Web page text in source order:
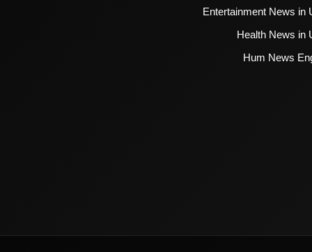
Entertainment News in
Health News in
Hum News